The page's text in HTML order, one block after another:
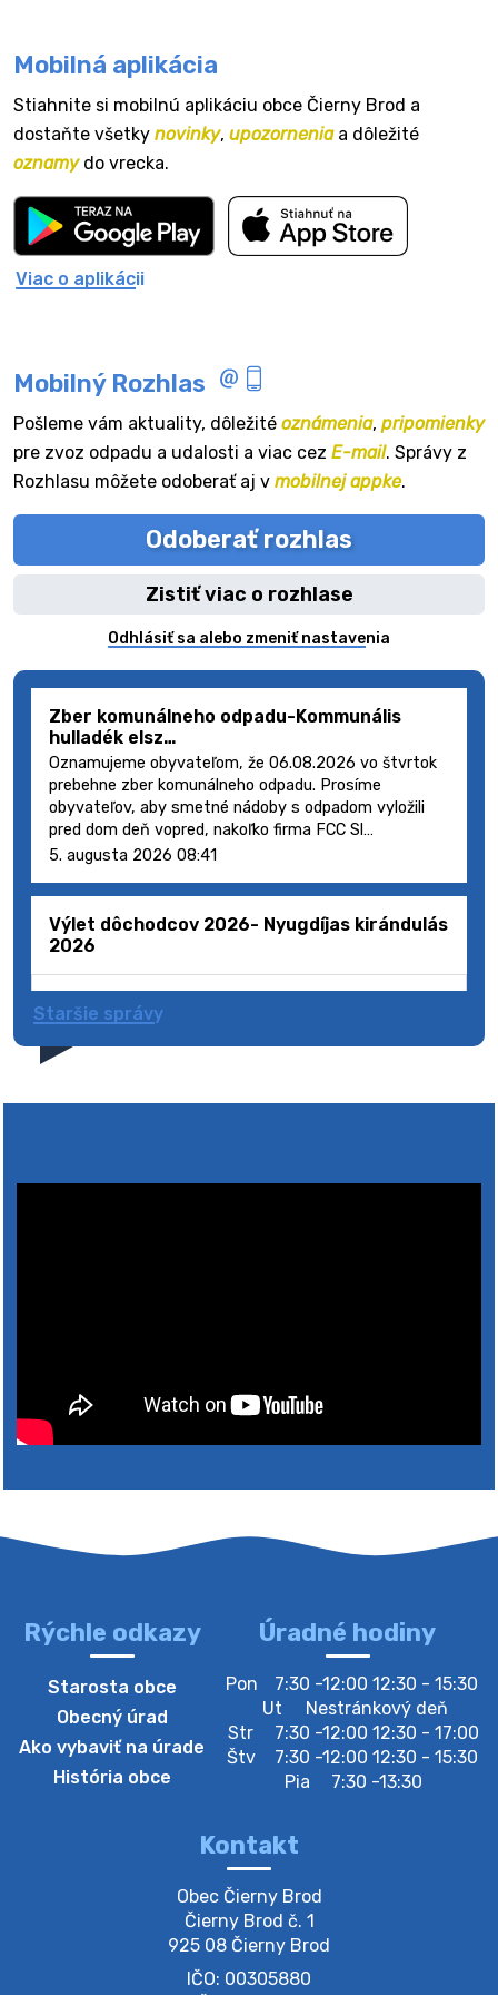
Mobilná aplikácia
Stiahnite si mobilnú aplikáciu obce Čierny Brod a
dostaňte všetky novinky, upozorneniaa dôležité
oznamydo vrecka.
Viac o aplikácii
Mobilný Rozhlas
Pošleme vám aktuality, dôležité oznámenia, pripomienky
pre zvoz odpadu a udalosti a viac cez E-mail. Správy z
Rozhlasu môžete odoberať aj v mobilnej appke.
Odoberať rozhlas
Zistiť viac o rozhlase
Odhlásiť sa alebo zmeniť nastavenia
Zber komunálneho odpadu-Kommunális
hulladék elsz…
Oznamujeme obyvateľom, že 06.08.2026 vo štvrtok
prebehne zber komunálneho odpadu. Prosíme
obyvateľov, aby smetné nádoby s odpadom vyložili
pred dom deň vopred, nakoľko firma FCC Sl…
5. augusta 2026 08:41
Výlet dôchodcov 2026- Nyugdíjas kirándulás
2026
4. augusta 2026 10:05
Zberný dvor-Gyűjtőudvar
bude zberný dvor zatvorený. Értesítjük a lakosokat,
Zber separovaného odpadu plastu-
Oznamujeme obyvateľom, že v stredu 05. augusta
prebehne zber separovaného odpadu plastu. Prosíme
obyvateľov, aby vrecia s odpadom vyložili pred dom už
Oznámenie o plánovanom prerušení dodávky
Oznamujeme Vám, že v určitých dňoch bude v
niektorých častiach našej obce plánované prerušenie
distribúcie elektrickej energie. Podrobné informácie o
Staršie správy
Rýchle odkazy
Starosta obce
Obecný úrad
Ako vybaviť na úrade
História obce
Úradné hodiny
Pon
7:30 -12:00 12:30 - 15:30
Ut
Nestránkový deň
Str
7:30 -12:00 12:30 - 17:00
Štv
7:30 -12:00 12:30 - 15:30
Pia
7:30 -13:30
Kontakt
Obec Čierny Brod
Čierny Brod č. 1
925 08 Čierny Brod
IČO: 00305880